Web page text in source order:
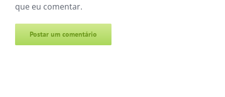
que eu comentar.